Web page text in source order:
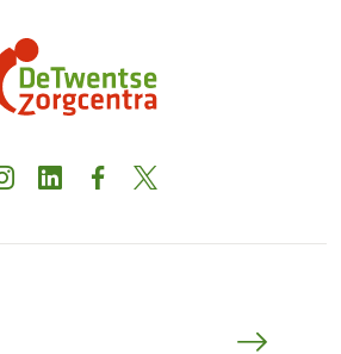
InstagramLinkedInFacebook
X